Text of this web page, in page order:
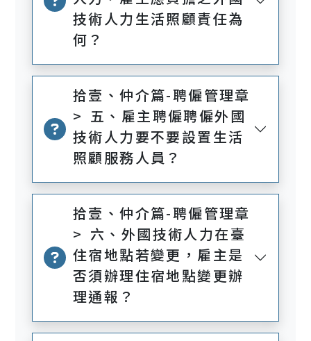
技術人力生活照顧責任為
何？
拾壹、仲介篇-聘僱管理章
> 五、雇主聘僱聘僱外國
技術人力要不要設置生活
照顧服務人員？
拾壹、仲介篇-聘僱管理章
> 六、外國技術人力在臺
住宿地點若變更，雇主是
否須辦理住宿地點變更辦
理通報？